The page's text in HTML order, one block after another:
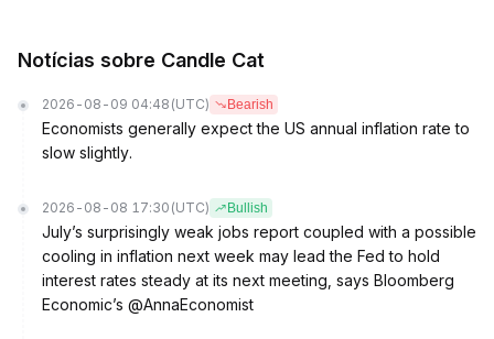
Notícias sobre Candle Cat
2026-08-09 04:48 (UTC) Bearish
Economists generally expect the US annual inflation rate to
slow slightly.
2026-08-08 17:30 (UTC) Bullish
July’s surprisingly weak jobs report coupled with a possible
cooling in inflation next week may lead the Fed to hold
interest rates steady at its next meeting, says Bloomberg
Economic’s @AnnaEconomist